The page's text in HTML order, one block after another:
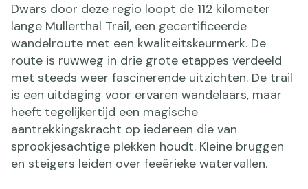
Dwars door deze regio loopt de 112 kilometer
lange Mullerthal Trail, een gecertificeerde
wandelroute met een kwaliteitskeurmerk. De
route is ruwweg in drie grote etappes verdeeld
met steeds weer fascinerende uitzichten. De trail
is een uitdaging voor ervaren wandelaars, maar
heeft tegelijkertijd een magische
aantrekkingskracht op iedereen die van
sprookjesachtige plekken houdt. Kleine bruggen
en steigers leiden over feeërieke watervallen.